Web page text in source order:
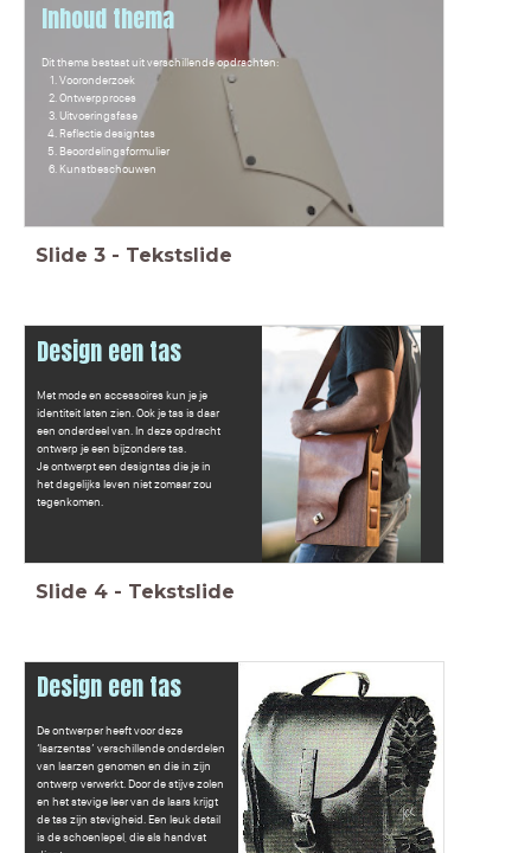
Inhoud thema
Dit thema bestaat uit verschillende opdrachten:
Vooronderzoek
Ontwerpproces
Uitvoeringsfase
Reflectie designtas
Beoordelingsformulier
Kunstbeschouwen
Slide 3 - Tekstslide
Design een tas
Met mode en accessoires kun je je
identiteit laten zien. Ook je tas is daar
een onderdeel van. In deze opdracht
ontwerp je een bijzondere tas.
Je ontwerpt een designtas die je in
het dagelijks leven niet zomaar zou
tegenkomen.
Slide 4 - Tekstslide
Design een tas
De ontwerper heeft voor deze
‘laarzentas’ verschillende onderdelen
van laarzen genomen en die in zijn
ontwerp verwerkt. Door de stijve zolen
en het stevige leer van de laars krijgt
de tas zijn stevigheid. Een leuk detail
is de schoenlepel, die als handvat